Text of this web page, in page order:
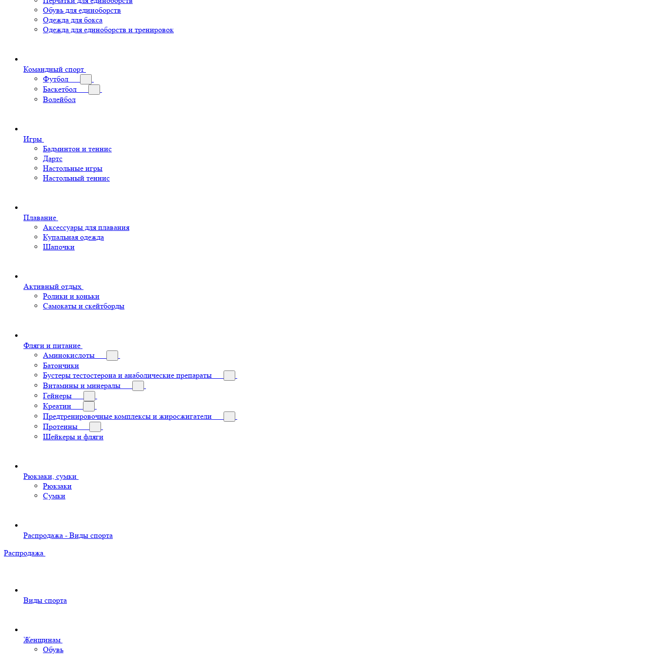
Обувь для единоборств
Одежда для бокса
Одежда для единоборств и тренировок
Командный спорт
Футбол
Баскетбол
Волейбол
Игры
Бадминтон и теннис
Дартс
Настольные игры
Настольный теннис
Плавание
Аксессуары для плавания
Купальная одежда
Шапочки
Активный отдых
Ролики и коньки
Самокаты и скейтборды
Фляги и питание
Аминокислоты
Батончики
Бустеры тестостерона и анаболические препараты
Витамины и минералы
Гейнеры
Креатин
Предтренировочные комплексы и жиросжигатели
Протеины
Шейкеры и фляги
Рюкзаки, сумки
Рюкзаки
Сумки
Распродажа - Виды спорта
Распродажа
Виды спорта
Женщинам
Обувь